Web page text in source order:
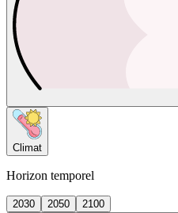
Climat
Horizon temporel
2030 2050
2100